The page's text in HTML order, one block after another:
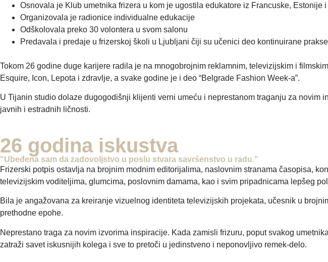
Osnovala je Klub umetnika frizera u kom je ugostila edukatore iz Francuske, Estonije
Organizovala je radionice individualne edukacije
Odškolovala preko 30 volontera u svom salonu
Predavala i predaje u frizerskoj školi u Ljubljani čiji su učenici deo kontinuirane
Tokom 26 godine duge karijere radila je na mnogobrojnim reklamnim, televizijskim i
Esquire, Icon, Lepota i zdravlje, a svake godine je i deo “Belgrade Fashion Week-a”.
U Tijanin studio dolaze dugogodišnji klijenti verni umeću i neprestanom traganju za
javnih i estradnih ličnosti.
26 godina iskustva
"Ubeđena sam da zadovoljstvo u poslu stvara savršenstvo u radu."
Frizerski potpis ostavlja na brojnim modnim editorijalima, naslovnim stranama časopisa,
televizijskim voditeljima, glumcima, poslovnim damama, kao i svim pripadnicama lepšeg
Bila je angažovana za kreiranje vizuelnog identiteta televizijskih projekata, učesnik u
prethodne epohe.
Neprestano traga za novim izvorima inspiracije. Kada zamisli frizuru, poput svakog
zatraži savet iskusnijih kolega i sve to pretoči u jedinstveno i neponovljivo remek-delo.